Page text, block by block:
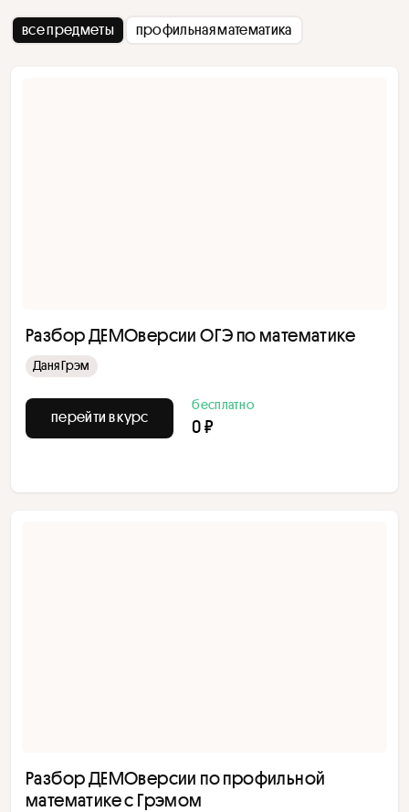
все предметы профильная математика
Разбор ДЕМОверсии ОГЭ по математике
Даня Грэм
перейти в курс
бесплатно
0 ₽
Разбор ДЕМОверсии по профильной
математике с Грэмом